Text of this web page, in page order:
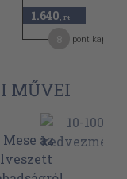
1.640 ,-Ft
pont kapható
MŰVEI